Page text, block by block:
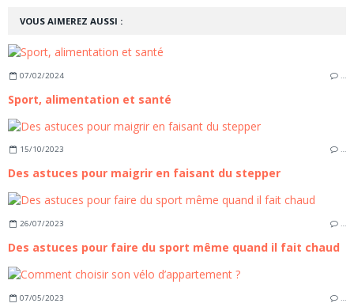
VOUS AIMEREZ AUSSI :
07/02/2024 …
Sport, alimentation et santé
15/10/2023 …
Des astuces pour maigrir en faisant du stepper
26/07/2023 …
Des astuces pour faire du sport même quand il fait chaud
07/05/2023 …